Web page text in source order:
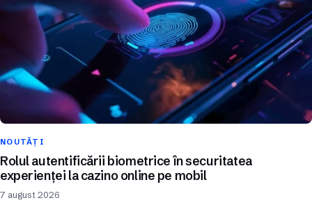
NOUTĂȚI
Rolul autentificării biometrice în securitatea
experienței la cazino online pe mobil
7 august 2026